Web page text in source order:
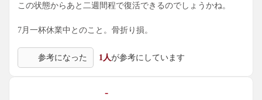
この状態からあと二週間程で復活できるのでしょうかね。
7月一杯休業中とのこと。骨折り損。
参考になった 1人が参考にしています
-